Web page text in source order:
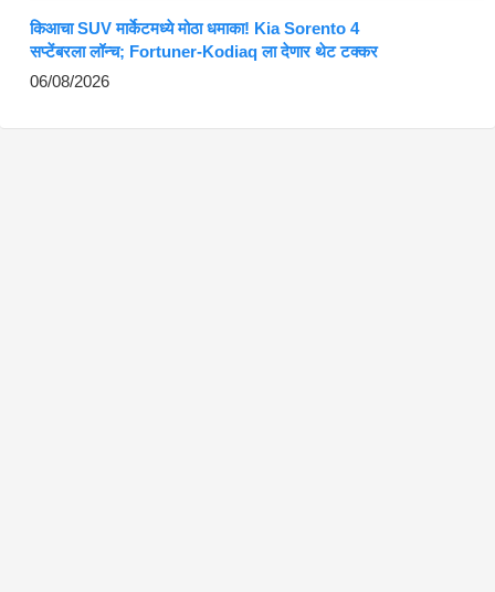
किआचा SUV मार्केटमध्ये मोठा धमाका! Kia Sorento 4
सप्टेंबरला लॉन्च; Fortuner-Kodiaq ला देणार थेट टक्कर
06/08/2026